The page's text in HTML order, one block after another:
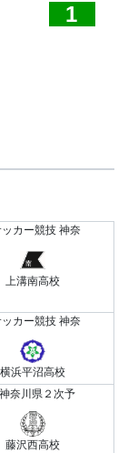
1
カー競技 神奈
上溝南高校
カー競技 神奈
横浜平沼高校
奈川県２次予
藤沢西高校